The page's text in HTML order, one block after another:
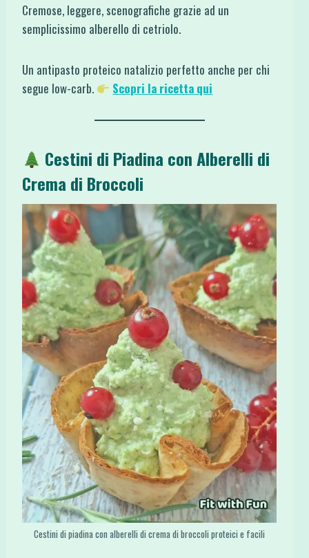
Cremose, leggere, scenografiche grazie ad un
semplicissimo alberello di cetriolo.
Un antipasto proteico natalizio perfetto anche per chi
segue low-carb.
Scopri la ricetta qui
Cestini di Piadina con Alberelli di
Crema di Broccoli
Cestini di piadina con alberelli di crema di broccoli proteici e facili